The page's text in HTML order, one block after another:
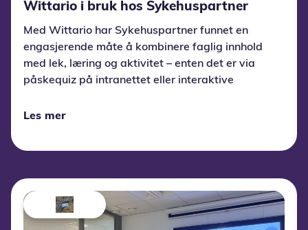
Wittario i bruk hos Sykehuspartner
Med Wittario har Sykehuspartner funnet en
engasjerende måte å kombinere faglig innhold
med lek, læring og aktivitet – enten det er via
påskequiz på intranettet eller interaktive
Les mer